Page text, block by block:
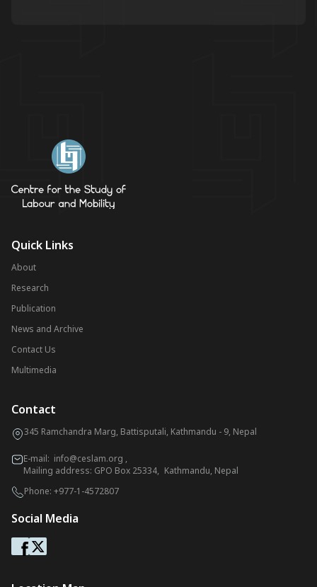
Quick Links
About
Research
Publication
News and Archive
Contact Us
Multimedia
Contact
345 Ramchandra Marg, Battisputali, Kathmandu - 9, Nepal
E-mail: info@ceslam.org ,
Mailing address: GPO Box 25334, Kathmandu, Nepal
Phone: +977-1-4572807
Social Media